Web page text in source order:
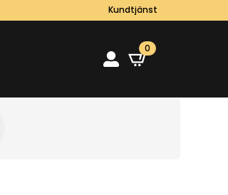
Kundtjänst
0